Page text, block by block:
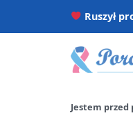
Ruszył
Jestem